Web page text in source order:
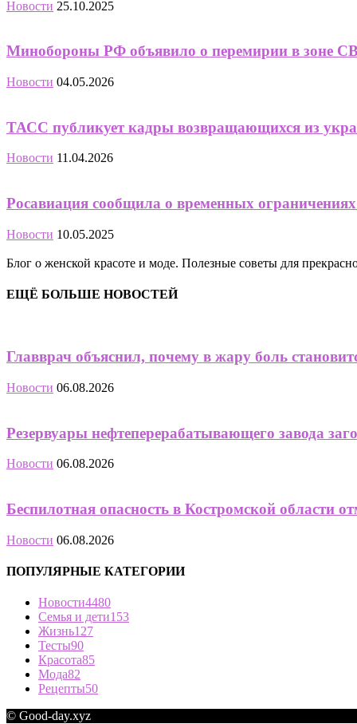
Новости 25.10.2025
Минобороны РФ объявило о перемирии в зоне
Новости 04.05.2026
ТАСС публикует кадры возвращающихся из
Новости 11.04.2026
Росавиация сообщила о временных
Новости 10.05.2025
Блог о женской красоте и моде. Полезные советы для
ЕЩЁ БОЛЬШЕ НОВОСТЕЙ
Главврач объяснил, почему в жару боль
Новости 06.08.2026
Резервуары нефтеперерабатывающего завода
Новости 06.08.2026
Беспилотная опасность в Костромской области
Новости 06.08.2026
ПОПУЛЯРНЫЕ КАТЕГОРИИ
Новости4480
Семья и дети153
Жизнь127
Тесты90
Красота85
Мода82
Рецепты50
© Good-day.xyz